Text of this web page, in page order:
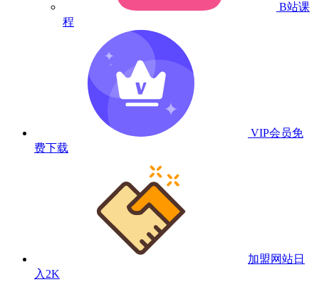
B站课
程
VIP会员免
费下载
加盟网站日
入2K